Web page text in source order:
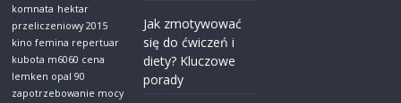
komnata hektar
przeliczeniowy 2015
kino femina repertuar
kubota m6060 cena
lemken opal 90
zapotrzebowanie mocy
Jak zmotywować
się do ćwiczeń i
diety? Kluczowe
porady